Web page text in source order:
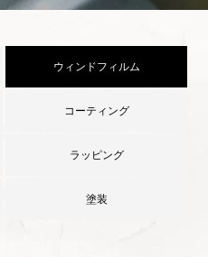
ウィンドフィルム
コーティング
ラッピング
塗装